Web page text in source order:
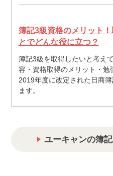
簿記3級資格のメリット！
とでどんな役に立つ？
簿記3級を取得したいと考え
容・資格取得のメリット・勉
2019年度に改定された日商
ます。
ユーキャンの簿